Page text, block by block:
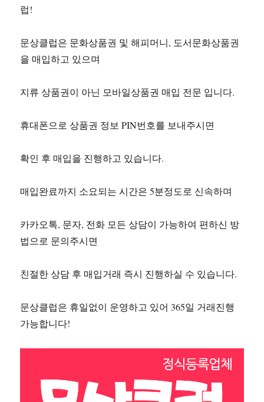
럽!
문상클럽은 문화상품권 및 해피머니, 도서문화상품권
을 매입하고 있으며
지류 상품권이 아닌 모바일상품권 매입 전문 입니다.
휴대폰으로 상품권 정보 PIN번호를 보내주시면
확인 후 매입을 진행하고 있습니다.
매입완료까지 소요되는 시간은 5분정도로 신속하며
카카오톡, 문자, 전화 모든 상담이 가능하여 편하신 방
법으로 문의주시면
친절한 상담 후 매입거래 즉시 진행하실 수 있습니다.
문상클럽은 휴일없이 운영하고 있어 365일 거래진행
가능합니다!